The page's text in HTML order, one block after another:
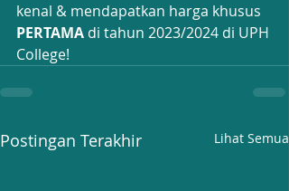
kenal & mendapatkan harga khusus
PERTAMA di tahun 2023/2024 di UPH
College!
Postingan Terakhir Lihat Semua